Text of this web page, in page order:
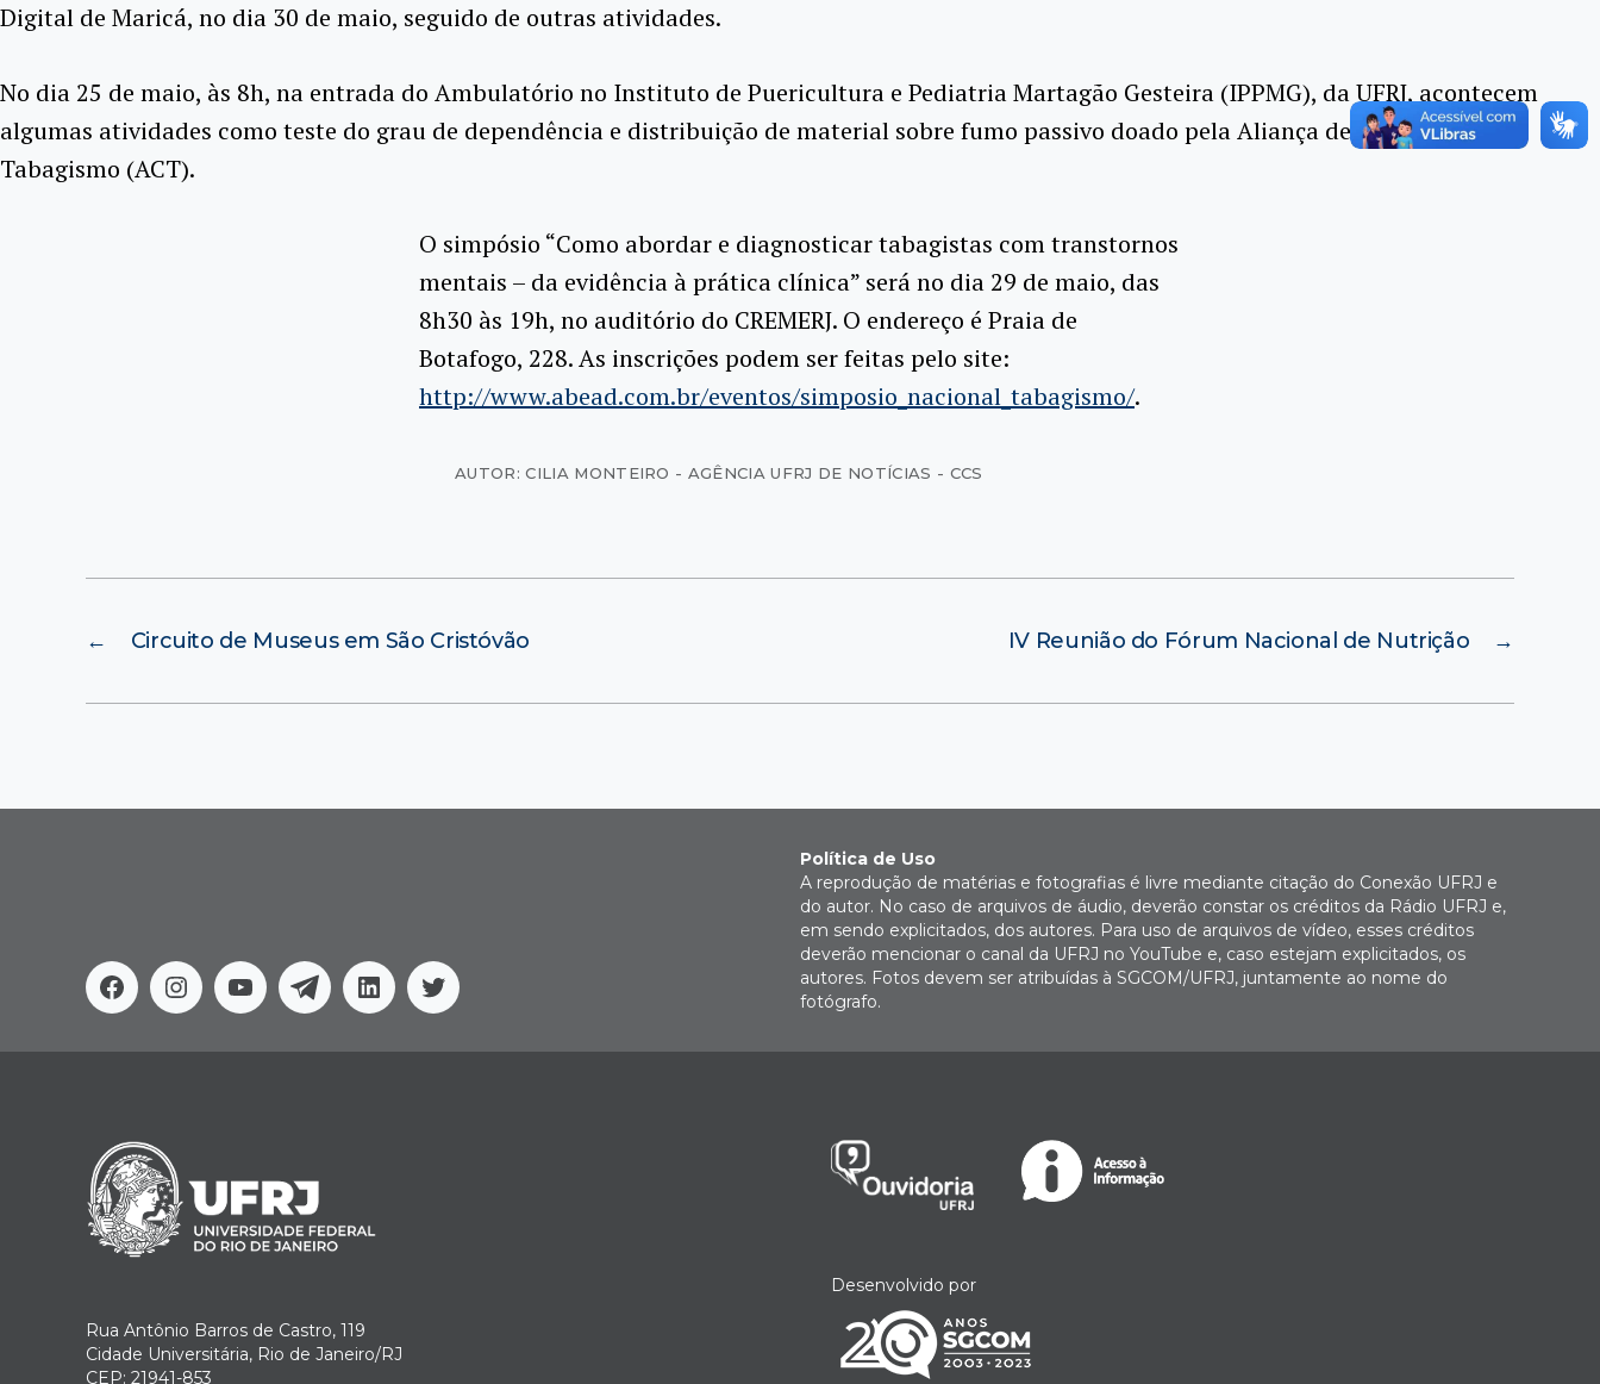
Digital de Maricá, no dia 30 de maio, seguido de outras atividades.
No dia 25 de maio, às 8h, na entrada do Ambulatório no Instituto de Puericultura e Pediatria Martagão Gesteira (IPPMG), da UFRJ, acontecem
algumas atividades como teste do grau de dependência e distribuição de material sobre fumo passivo doado pela Aliança de Controle do
Tabagismo (ACT).
O simpósio “Como abordar e diagnosticar tabagistas com transtornos
mentais – da evidência à prática clínica” será no dia 29 de maio, das
8h30 às 19h, no auditório do CREMERJ. O endereço é Praia de
Botafogo, 228. As inscrições podem ser feitas pelo site:
http://www.abead.com.br/eventos/simposio_nacional_tabagismo/.
AUTOR: CILIA MONTEIRO - AGÊNCIA UFRJ DE NOTÍCIAS - CCS
← Circuito de Museus em São Cristóvão →
IV Reunião do Fórum Nacional de Nutrição
FacebookInstagram
YoutubeTelegramLinkedinTwitter
Política de Uso
A reprodução de matérias e fotografias é livre mediante citação do Conexão UFRJ e
do autor. No caso de arquivos de áudio, deverão constar os créditos da Rádio UFRJ e,
em sendo explicitados, dos autores. Para uso de arquivos de vídeo, esses créditos
deverão mencionar o canal da UFRJ no YouTube e, caso estejam explicitados, os
autores. Fotos devem ser atribuídas à SGCOM/UFRJ, juntamente ao nome do
fotógrafo.
Rua Antônio Barros de Castro, 119
Cidade Universitária, Rio de Janeiro/RJ
CEP: 21941-853
Desenvolvido por